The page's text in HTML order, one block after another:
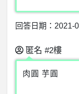
回答日期：2021-
匿名 #2樓
肉圓 芋圓